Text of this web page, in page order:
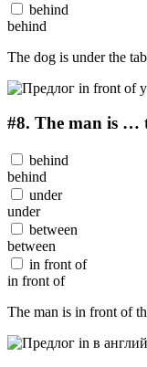
behind
behind
The dog is under the
#8. The man is …
behind
behind
under
under
between
between
in front of
in front of
The man is in front of